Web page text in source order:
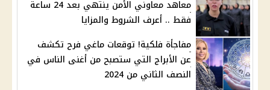
معاهد معاوني الأمن ينتهي بعد 24 ساعة
فقط .. أعرف الشروط والمزايا
مفاجأة فلكية! توقعات ماغي فرح تكشف
عن الأبراج التي ستصبح من أغنى الناس في
النصف الثاني من 2024